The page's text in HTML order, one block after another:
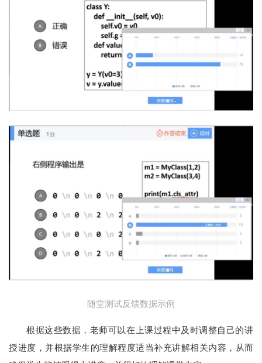
随堂测试反馈数据示例
根据这些数据，老师可以在上课过程中及时调整自己的讲
授进度，并根据学生的理解程度适当补充讲解相关内容，从而